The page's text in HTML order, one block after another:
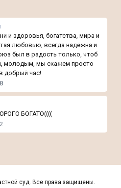
и здоровья, богатства, мира и
любовью, всегда надёжна и
был в радость только, чтоб
молодым, мы скажем просто
час!
БОГАТО((((
суд. Все права защищены.